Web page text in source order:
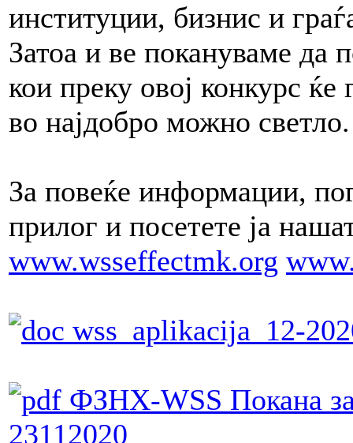
институции, бизнис и
Затоа и ве покануваме да
кои преку овој конкурс ќе
во најдобро можно
За повеќе информации,
прилог и посетете ја
www.wsseffectmk.org
wss_aplikacija_12-
ФЗНХ-WSS Покана
23112020